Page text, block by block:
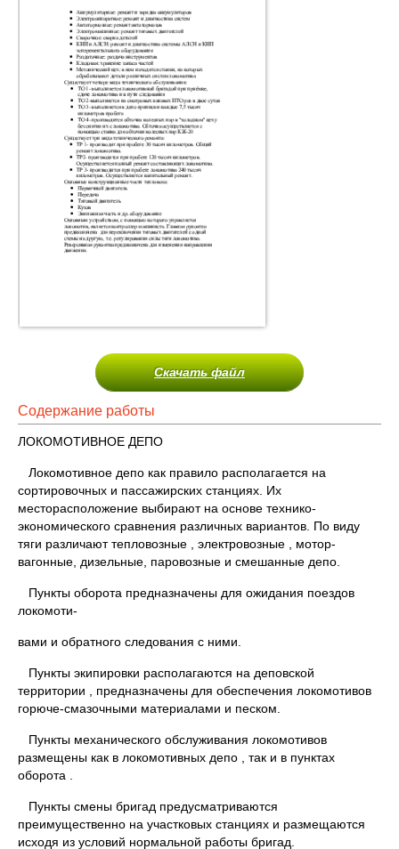
Скачать файл
Содержание работы
ЛОКОМОТИВНОЕ ДЕПО
Локомотивное депо как правило располагается на
сортировочных и пассажирских станциях. Их
месторасположение выбирают на основе технико-
экономического сравнения различных вариантов. По виду
тяги различают тепловозные , электровозные , мотор-
вагонные, дизельные, паровозные и смешанные депо.
Пункты оборота предназначены для ожидания поездов
локомоти-
вами и обратного следования с ними.
Пункты экипировки располагаются на деповской
территории , предназначены для обеспечения локомотивов
горюче-смазочными материалами и песком.
Пункты механического обслуживания локомотивов
размещены как в локомотивных депо , так и в пунктах
оборота .
Пункты смены бригад предусматриваются
преимущественно на участковых станциях и размещаются
исходя из условий нормальной работы бригад.